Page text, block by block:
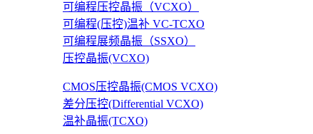
可编程压控晶振（VCXO）
可编程(压控)温补 VC-TCXO
可编程展频晶振（SSXO）
压控晶振(VCXO)
CMOS压控晶振(CMOS VCXO)
差分压控(Differential VCXO)
温补晶振(TCXO)